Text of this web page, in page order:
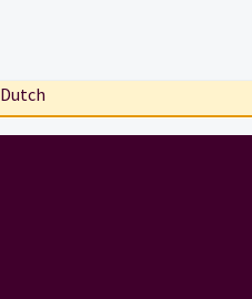
Dutch